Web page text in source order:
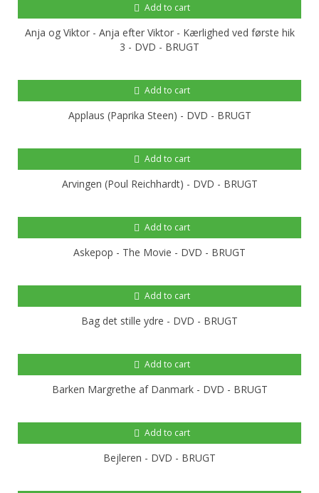
Add to cart
Anja og Viktor - Anja efter Viktor - Kærlighed ved første hik
3 - DVD - BRUGT
Add to cart
Applaus (Paprika Steen) - DVD - BRUGT
Add to cart
Arvingen (Poul Reichhardt) - DVD - BRUGT
Add to cart
Askepop - The Movie - DVD - BRUGT
Add to cart
Bag det stille ydre - DVD - BRUGT
Add to cart
Barken Margrethe af Danmark - DVD - BRUGT
Add to cart
Bejleren - DVD - BRUGT